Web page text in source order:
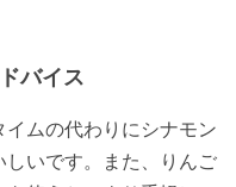
バイス
ムの代わりにシナモン
いです。また、りんご